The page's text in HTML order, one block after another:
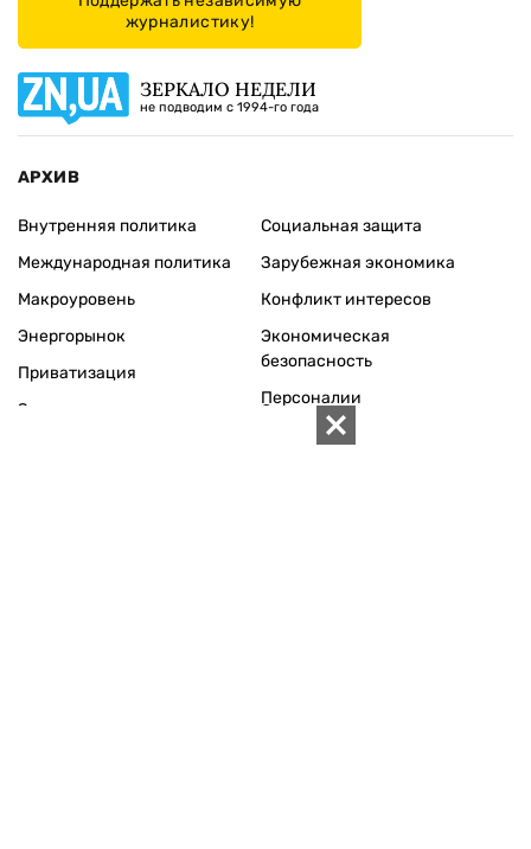
журналистику!
ЗЕРКАЛО НЕДЕЛИ
не подводим с 1994-го года
АРХИВ
Внутренняя политика
Международная политика
Макроуровень
Энергорынок
Приватизация
Экономика регионов
Социальная защита
Зарубежная экономика
Конфликт интересов
Экономическая
безопасность
Персоналии
Социум
История